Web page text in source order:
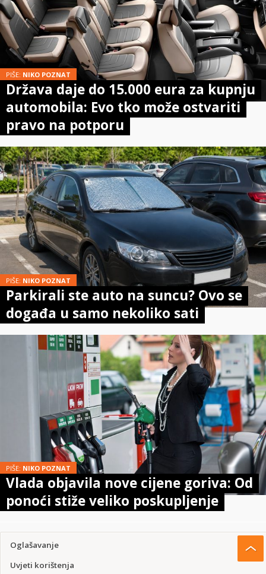
PIŠE: NIKO POZNAT
Država daje do 15.000 eura za kupnju
automobila: Evo tko može ostvariti
pravo na potporu
PIŠE: NIKO POZNAT
Parkirali ste auto na suncu? Ovo se
događa u samo nekoliko sati
PIŠE: NIKO POZNAT
Vlada objavila nove cijene goriva: Od
ponoći stiže veliko poskupljenje
Oglašavanje
Uvjeti korištenja